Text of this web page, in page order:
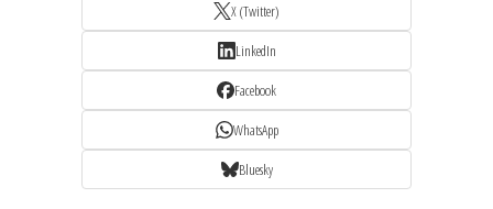
X (Twitter)
LinkedIn
Facebook
WhatsApp
Bluesky